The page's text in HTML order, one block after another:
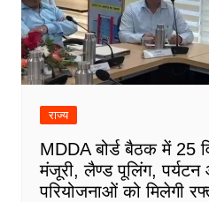
राज्य
MDDA बोर्ड बैठक में 25
मंजूरी, लैण्ड पूलिंग, पर्यटन
परियोजनाओं को मिलेगी